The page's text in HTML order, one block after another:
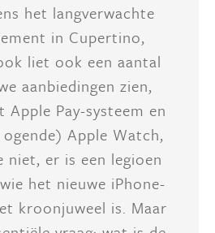
het langverwachte
in Cupertino,
liet ook een aantal
aanbiedingen zien,
Apple Pay-systeem en
Apple Watch,
niet, er is een legioen
het nieuwe iPhone-
kroonjuweel is. Maar